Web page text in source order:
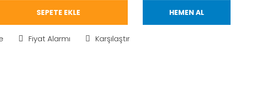
SEPETE EKLE HEMEN AL
Fiyat Alarmı Karşılaştır